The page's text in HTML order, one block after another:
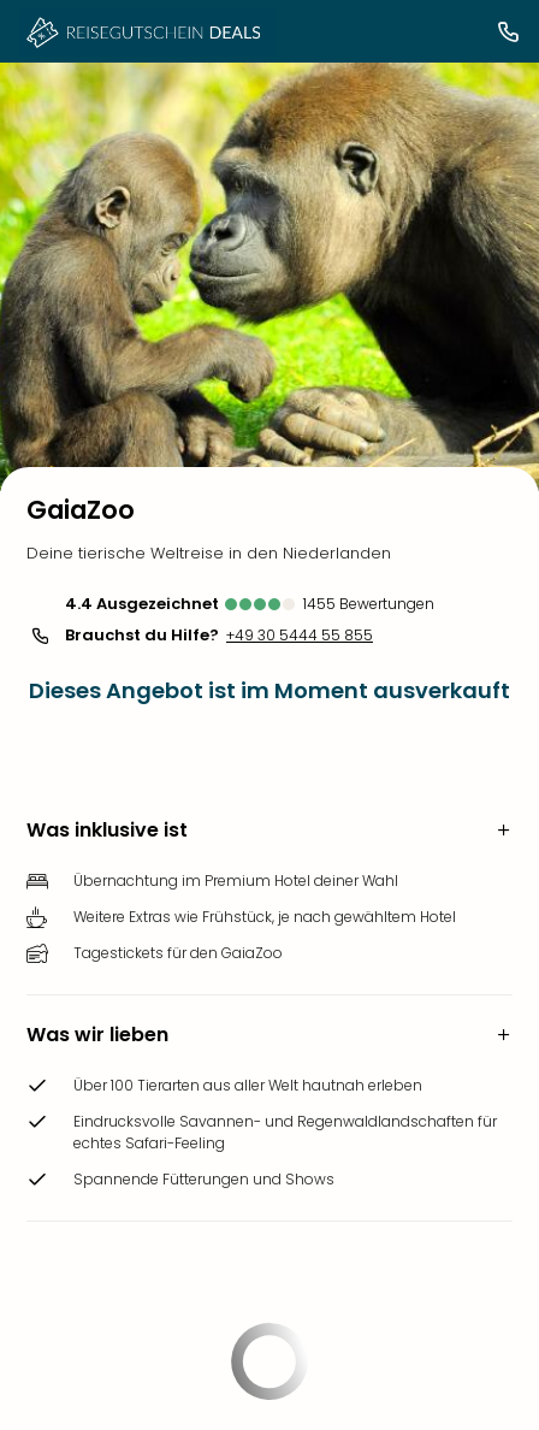
GaiaZoo
Deine tierische Weltreise in den Niederlanden
4.4 ausgezeichnet 1455 Bewertungen
Brauchst du Hilfe? +49 30 5444 55 855
Dieses Angebot ist im Moment ausverkauft
Was inklusive ist
Übernachtung im Premium Hotel deiner Wahl
Weitere Extras wie Frühstück, je nach gewähltem Hotel
Tagestickets für den GaiaZoo
Was wir lieben
Über 100 Tierarten aus aller Welt hautnah erleben
Eindrucksvolle Savannen- und Regenwaldlandschaften für
echtes Safari-Feeling
Spannende Fütterungen und Shows